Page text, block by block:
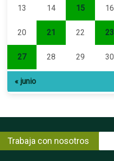
13 14 15 16
20 21 22 23
27 28 29 30
« junio
Trabaja con nosotros